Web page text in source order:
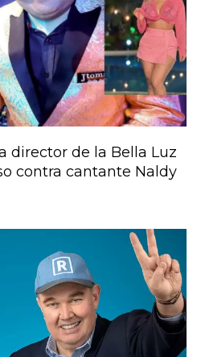
director de la Bella Luz
contra cantante Naldy